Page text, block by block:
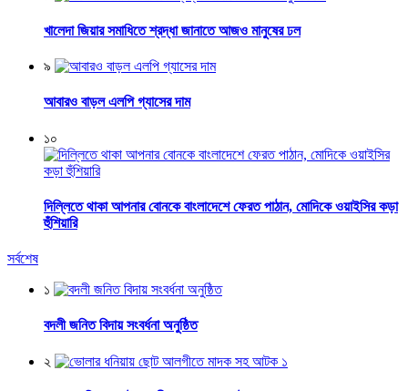
খালেদা জিয়ার সমাধিতে শ্রদ্ধা জানাতে আজও মানুষের ঢল
৯
আবারও বাড়ল এলপি গ্যাসের দাম
১০
দিল্লিতে থাকা আপনার বোনকে বাংলাদেশে ফেরত পাঠান, মোদিকে ওয়াইসির কড়া
হুঁশিয়ারি
সর্বশেষ
১
বদলী জনিত বিদায় সংবর্ধনা অনুষ্ঠিত
২